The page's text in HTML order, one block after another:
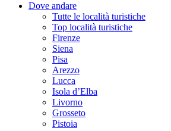
Dove andare
Tutte le località turistiche
Top località turistiche
Firenze
Siena
Pisa
Arezzo
Lucca
Isola d’Elba
Livorno
Grosseto
Pistoia